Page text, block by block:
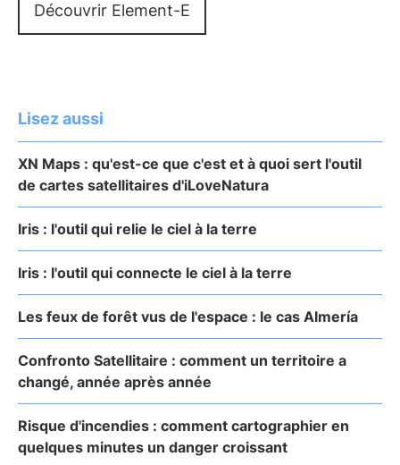
Découvrir Element-E
Lisez aussi
XN Maps : qu'est-ce que c'est et à quoi sert l'outil
de cartes satellitaires d'iLoveNatura
Iris : l'outil qui relie le ciel à la terre
Iris : l'outil qui connecte le ciel à la terre
Les feux de forêt vus de l'espace : le cas Almería
Confronto Satellitaire : comment un territoire a
changé, année après année
Risque d'incendies : comment cartographier en
quelques minutes un danger croissant